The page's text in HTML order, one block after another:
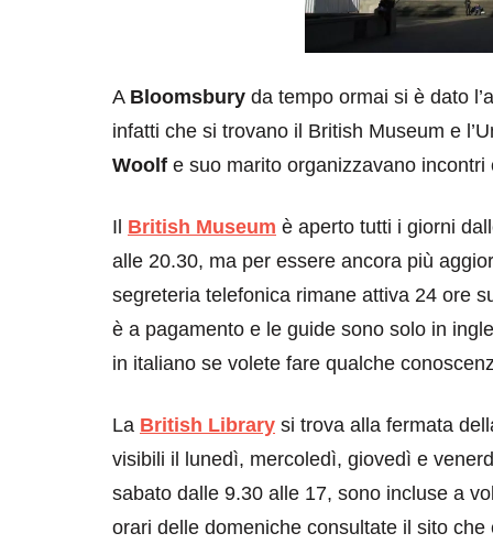
A Bloomsbury da tempo ormai si è dato
infatti che si trovano il British Museum e
Woolf e suo marito organizzavano incontri
Il British Museum è aperto tutti i giorni
alle 20.30, ma per essere ancora più
segreteria telefonica rimane attiva 24 ore
è a pagamento e le guide sono solo in
in italiano se volete fare qualche
La British Library si trova alla fermata
visibili il lunedì, mercoledì, giovedì e
sabato dalle 9.30 alle 17, sono incluse a
orari delle domeniche consultate il sito